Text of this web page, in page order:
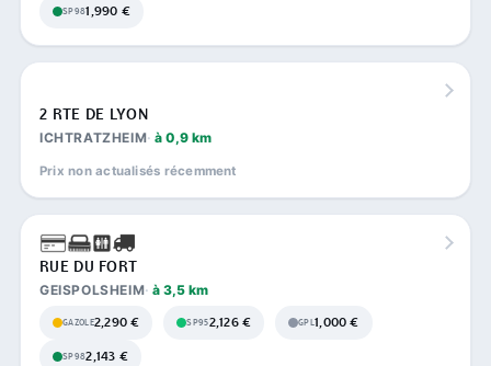
SP981,990 €
2 RTE DE LYON
ICHTRATZHEIM à 0,9 km
Prix non actualisés récemment
RUE DU FORT
GEISPOLSHEIM à 3,5 km
GAZOLE2,290 € SP952,126 € GPL1,000 €
SP982,143 €